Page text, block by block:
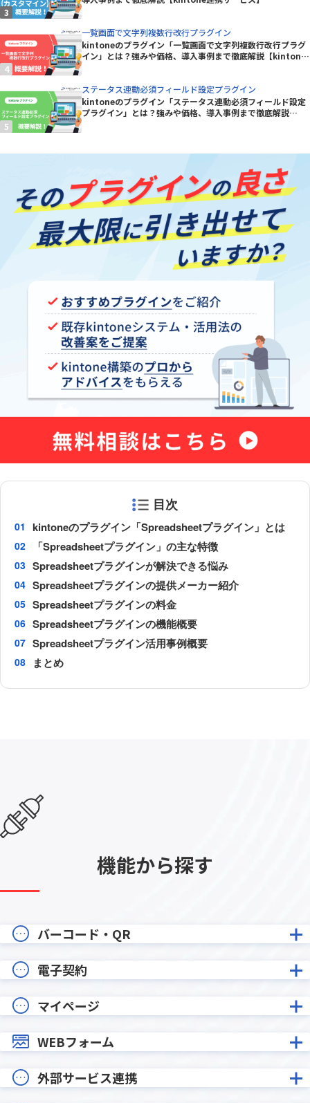
一覧画面で文字列複数行改行プラグイン
kintoneのプラグイン「一覧画面で文字列複数行改行プラグ
イン」とは？強みや価格、導入事例まで徹底解説【kintone
ステータス連動必須フィールド設定プラグイン
kintoneのプラグイン「ステータス連動必須フィールド設定
プラグイン」とは？強みや価格、導入事例まで徹底解説
目次
kintoneのプラグイン「Spreadsheetプラグイン」とは
「Spreadsheetプラグイン」の主な特徴
Spreadsheetプラグインが解決できる悩み
Spreadsheetプラグインの提供メーカー紹介
Spreadsheetプラグインの料金
Spreadsheetプラグインの機能概要
Spreadsheetプラグイン活用事例概要
まとめ
機能から探す
バーコード・QR
電子契約
マイページ
WEBフォーム
外部サービス連携